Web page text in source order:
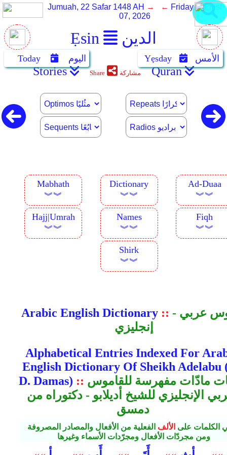
Ẹsin الدين
Jumuah, 22 Safar 1448 AH → ← Friday, August
07, 2026
Today اليوم Yẹsday الأمس
Stories Share مشاركة Quran
Mabhath
︾︾
Dictionary
︾︾
Ad-Duaa
︾︾
Hajj|Umrah
︾︾
Names
︾︾
Fiqh
︾︾
Shirk
︾︾
Arabic English Dictionary :: قاموس عربي -
إنجليزي
Alphabetical Entries Indexed For
English Dictionary Of Sheikh Adelabu
D. Damas) ::
الإنجليزي للشيخ أديلابو - دكتوراه من
دمسق
الكلمات على الألف الفعلية من الأفعال والمصادر المصروفة
ومن مجردّات الأفعال ومجرّدات الأسماء وغيرها